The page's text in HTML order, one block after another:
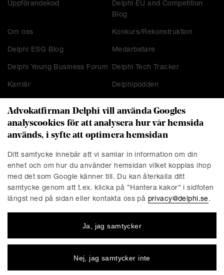
Uppförandekod
Delphi EU and Competition
Blog
Om oss Konkurs/Rekonstruktion
Delphi ESG Blog Medarbetare
Delphi Young Business Forum Delphi Tech Tracker
Karriär Delphipodden
KONTAKT
Stockholm Malmö
Presskontakt Göteborg
Linköping
Advokatfirman Delphi är en progressiv affärsjuridisk
advokatbyrå med erkända specialister inom de flesta av
varav ungefär 150 jurister. Våra kontor finns i Stockholm,
Advokatfirman Delphi vill använda Googles
analyscookies för att analysera hur vår hemsida
används, i syfte att optimera hemsidan
Ditt samtycke innebär att vi samlar in information om din
enhet och om hur du använder hemsidan vilket kopplas ihop
med det som Google känner till. Du kan återkalla ditt
samtycke genom att t.ex. klicka på ”Hantera kakor” i sidfoten
längst ned på sidan eller kontakta oss på privacy@delphi.se.
Ja, jag samtycker
Nej, jag samtycker inte